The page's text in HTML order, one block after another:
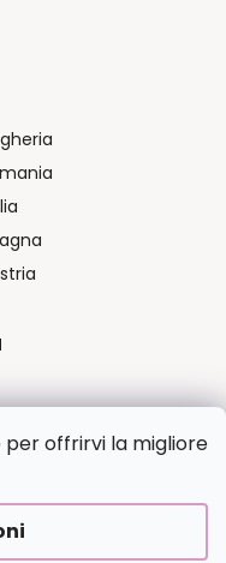
per offrirvi la migliore
UpraviloFV STUDIO
i diritti riservati.